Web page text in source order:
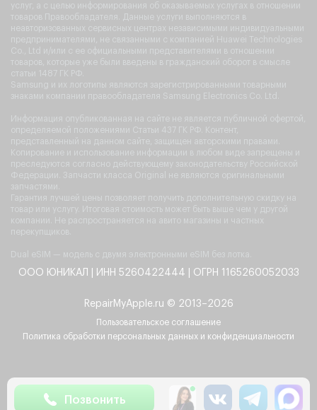
услуг, а с целью информирования об оказываемых услугах в отношении
товаров Правообладателя. Данные услуги выполняются в
неавторизованных сервисных центрах независимыми индивидуальными
предпринимателями, не связанными с компанией Huawei Technologies
Co., Ltd и/или с ее официальными представителями в отношении
товаров, которые уже были введены в гражданский оборот в смысле
статьи 1487 ГК РФ.
Samsung и их логотипы являются зарегистрированными товарными
знаками компании правообладателя Samsung Electronics Co. Ltd.
Информация опубликованная на сайте не является публичной офертой,
определяемой положениями Статьи 437 ГК РФ. Контент,
представленный на данном сайте, защищен авторскими правами.
Копирование и использование информации в любом виде запрещены и
преследуются согласно действующему законодательству Российской
Федерации. Запчасти класса Original не являются оригинальными
запчастями.
Гарантия лучшей цены позволяет получить дополнительную скидку на
товар или услугу. Итоговая стоимость может быть выше чем у другой
компании. Не распространяется на авито магазины и частных
перекупщиков.
Dual eSIM — модель с двумя электронными eSIM без лотка.
ООО ЮНИКАЛ | ИНН 5260422444 | ОГРН 1165260052033
RepairMyApple.ru © 2013–2026
Пользовательское соглашение
Политика обработки персональных данных и конфиденциальности
Позвонить